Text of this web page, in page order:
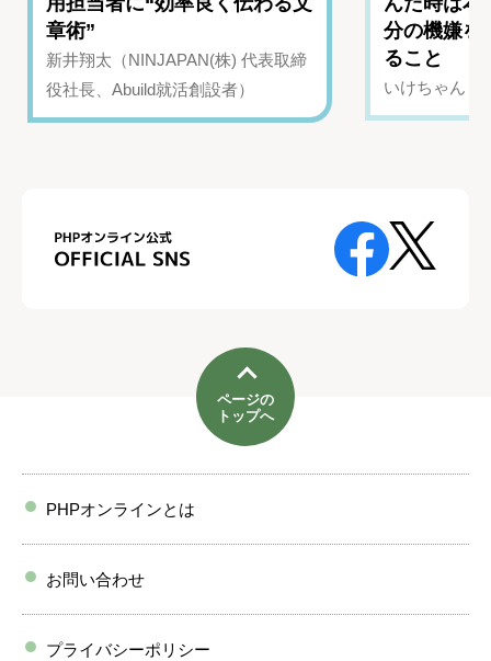
章術”
新井翔太（NINJAPAN(株) 代表取締
役社長、Abuild就活創設者）
分の機嫌を
ること
いけちゃん（
ページの
トップへ
PHPオンラインとは
お問い合わせ
プライバシーポリシー